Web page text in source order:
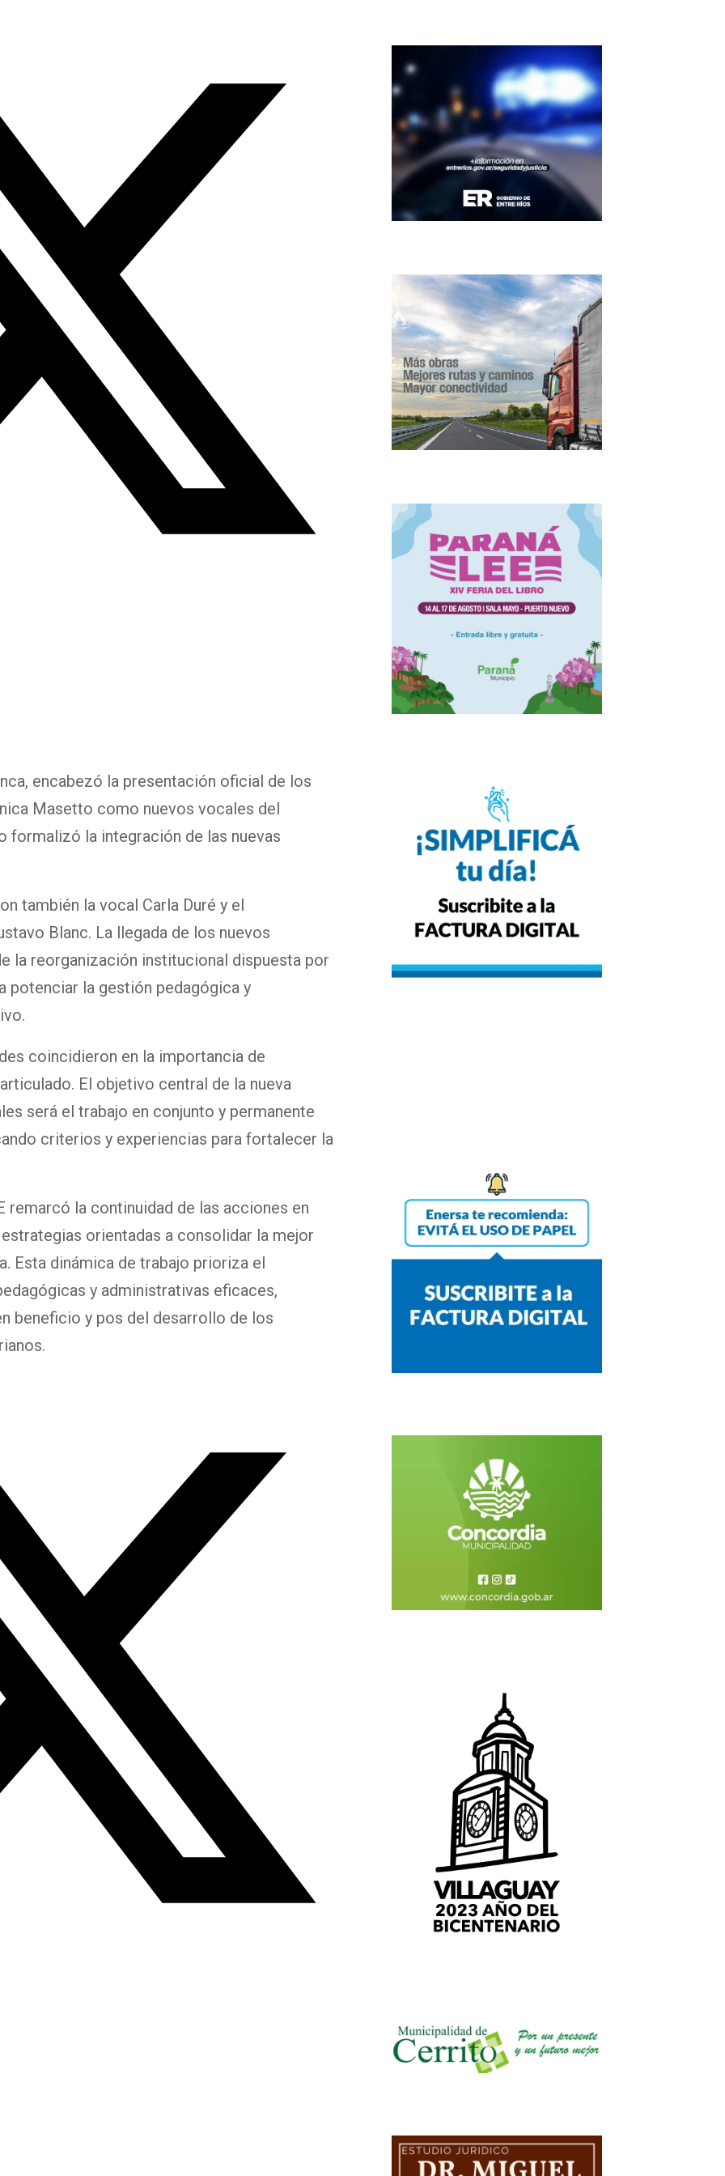
encabezó la presentación oficial de los
Masetto como nuevos vocales del
formalizó la integración de las nuevas
también la vocal Carla Duré y el
Blanc. La llegada de los nuevos
la reorganización institucional dispuesta por
potenciar la gestión pedagógica y
coincidieron en la importancia de
El objetivo central de la nueva
será el trabajo en conjunto y permanente
criterios y experiencias para fortalecer la
remarcó la continuidad de las acciones en
orientadas a consolidar la mejor
Esta dinámica de trabajo prioriza el
y administrativas eficaces,
beneficio y pos del desarrollo de los